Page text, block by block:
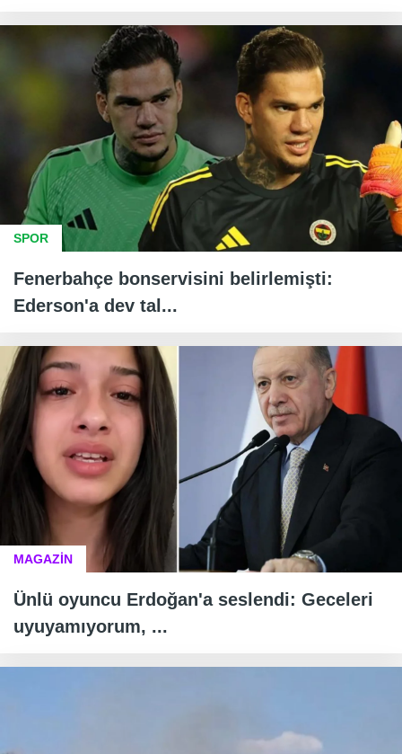
SPOR
Fenerbahçe bonservisini belirlemişti:
Ederson'a dev tal...
MAGAZİN
Ünlü oyuncu Erdoğan'a seslendi: Geceleri
uyuyamıyorum, ...